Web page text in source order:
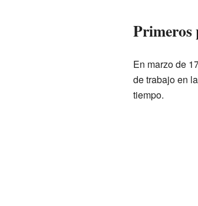
Primeros
En marzo de
de trabajo en
tiempo.